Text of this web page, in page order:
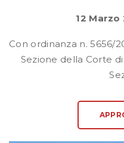
12 Marzo
Con ordinanza n. 5656/
Sezione della Corte